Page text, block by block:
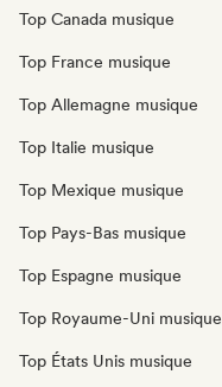
Top Canada musique
Top France musique
Top Allemagne musique
Top Italie musique
Top Mexique musique
Top Pays-Bas musique
Top Espagne musique
Top Royaume-Uni musique
Top États Unis musique